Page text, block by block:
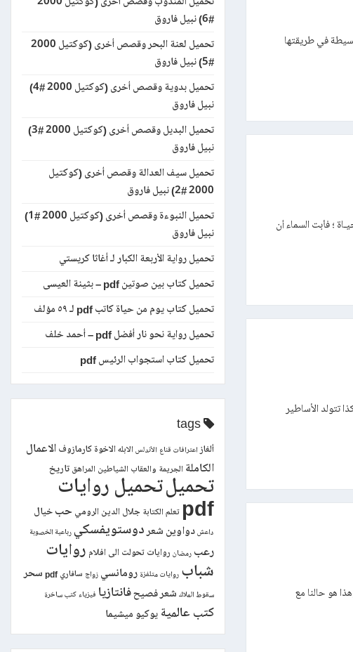
في طريقتها
؛ فأبت السماء أن
تتولد الأساطير
هو حالنا مع
#6) نبيل فاروق
تحميل لعنة البحر وقصص أخرى (كوكتيل 2000
#5) نبيل فاروق
تحميل بدوية وقصص أخرى (كوكتيل 2000 #4)
نبيل فاروق
تحميل البديل وقصص أخرى (كوكتيل 2000 #3)
نبيل فاروق
تحميل سيف العدالة وقصص أخرى (كوكتيل
2000 #2) نبيل فاروق
تحميل النبوءة وقصص أخرى (كوكتيل 2000 #1)
نبيل فاروق
تحميل رواية الأربعة الكبار لـ أغاثا كريستي
تحميل كتاب بين صوتين pdf – بثينة العيسى
تحميل كتاب يوم من حياة كاتب pdf لـ ٥٩ مؤلف
تحميل رواية نحو نار أفضل pdf – أحمد خلف
تحميل كتاب استجواب الرئيس pdf
ألغاز اعترافات قناع الأندلس الابلهالاخوة كارمازوف الاعمال
الكاملة الجريمة والعقاب الشياطين المراهق تاريخ
تحميلتحميل روايات
pdf تعلم الكتابة جلال الدين الرومي حب خيال
داعش دواوين شعردوستويفسكي رباعية الخصوبة
رعب رمضان روايات تحولت الى افلام روايات
شباب روايات متلفزة رومانسي زواج سافاري pdf سحر
سقوط الملاك شعر فصيحفانتازيا فيزياء كتب ساخرة
كتب عالمية يوكيو ميشيما